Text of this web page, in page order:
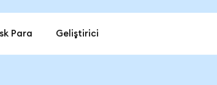
Para Geliştirici